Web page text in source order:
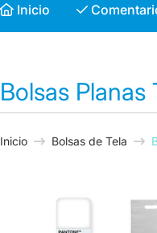
Inicio
Inicio
Bolsas Planas
Inicio Bolsas de Tela